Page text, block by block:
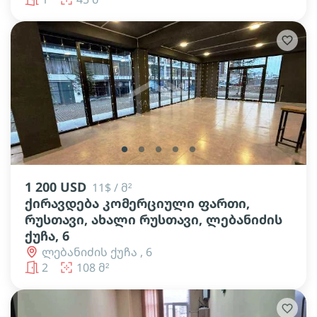
lens lens lens lens lens
1 200 USD 11$ / მ²
ქირავდება კომერციული ფართი,
რუსთავი, ახალი რუსთავი, ლებანიძის
ქუჩა, 6
ლებანიძის ქუჩა , 6
2
108 მ²